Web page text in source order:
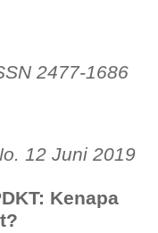
2477-1686
12 Juni 2019
Kenapa